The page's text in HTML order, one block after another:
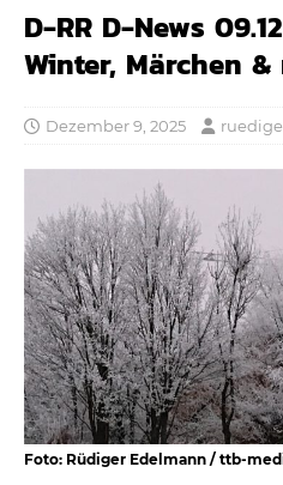
D-RR D-News
Winter, Märchen
Dezember 9, 2025
Foto: Rüdiger Edelmann / ttb-